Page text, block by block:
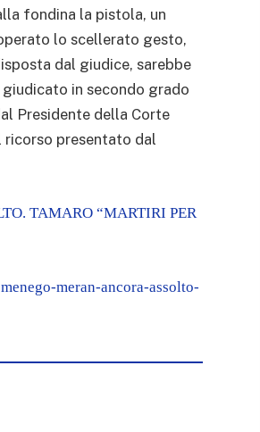
fondina la pistola, un
lo scellerato gesto,
dal giudice, sarebbe
in secondo grado
Presidente della Corte
ricorso presentato dal
TAMARO “MARTIRI PER
meran-ancora-assolto-